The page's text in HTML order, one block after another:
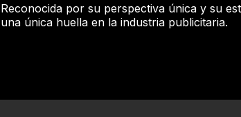
Reconocida por su perspectiva única y su
una única huella en la industria publicitaria.